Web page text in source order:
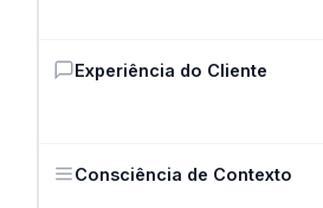
Experiência do Cliente
Consciência de Contexto